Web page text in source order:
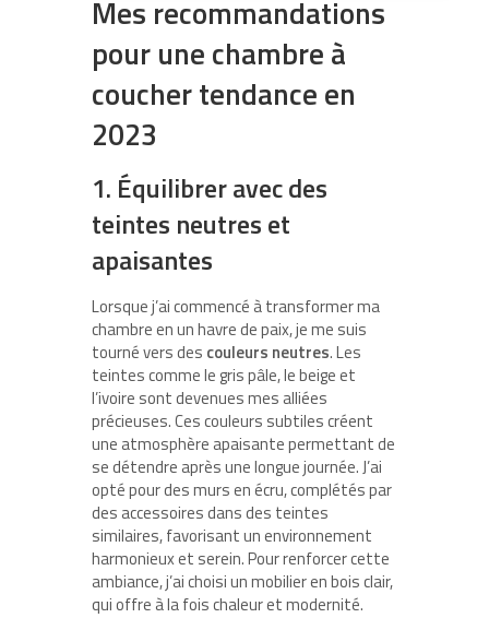
Mes recommandations
pour une chambre à
coucher tendance en
2023
1. Équilibrer avec des
teintes neutres et
apaisantes
Lorsque j’ai commencé à transformer ma
chambre en un havre de paix, je me suis
tourné vers des couleurs neutres. Les
teintes comme le gris pâle, le beige et
l’ivoire sont devenues mes alliées
précieuses. Ces couleurs subtiles créent
une atmosphère apaisante permettant de
se détendre après une longue journée. J’ai
opté pour des murs en écru, complétés par
des accessoires dans des teintes
similaires, favorisant un environnement
harmonieux et serein. Pour renforcer cette
ambiance, j’ai choisi un mobilier en bois clair,
qui offre à la fois chaleur et modernité.